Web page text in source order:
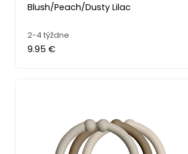
Blush/Peach/Dusty Lilac
2-4 týždne
9.95 €